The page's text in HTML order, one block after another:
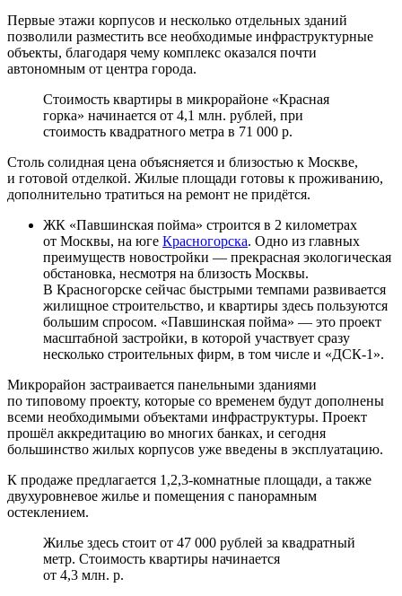
Первые этажи корпусов и несколько отдельных зданий
позволили разместить все необходимые инфраструктурные
объекты, благодаря чему комплекс оказался почти
автономным от центра города.
Стоимость квартиры в микрорайоне «Красная
горка» начинается от 4,1 млн. рублей, при
стоимость квадратного метра в 71 000 р.
Столь солидная цена объясняется и близостью к Москве,
и готовой отделкой. Жилые площади готовы к проживанию,
дополнительно тратиться на ремонт не придётся.
ЖК «Павшинская пойма» строится в 2 километрах
от Москвы, на юге Красногорска. Одно из главных
преимуществ новостройки — прекрасная экологическая
обстановка, несмотря на близость Москвы.
В Красногорске сейчас быстрыми темпами развивается
жилищное строительство, и квартиры здесь пользуются
большим спросом. «Павшинская пойма» — это проект
масштабной застройки, в которой участвует сразу
несколько строительных фирм, в том числе и «ДСК-1».
Микрорайон застраивается панельными зданиями
по типовому проекту, которые со временем будут дополнены
всеми необходимыми объектами инфраструктуры. Проект
прошёл аккредитацию во многих банках, и сегодня
большинство жилых корпусов уже введены в эксплуатацию.
К продаже предлагается 1,2,3-комнатные площади, а также
двухуровневое жилье и помещения с панорамным
остеклением.
Жилье здесь стоит от 47 000 рублей за квадратный
метр. Стоимость квартиры начинается
от 4,3 млн. р.